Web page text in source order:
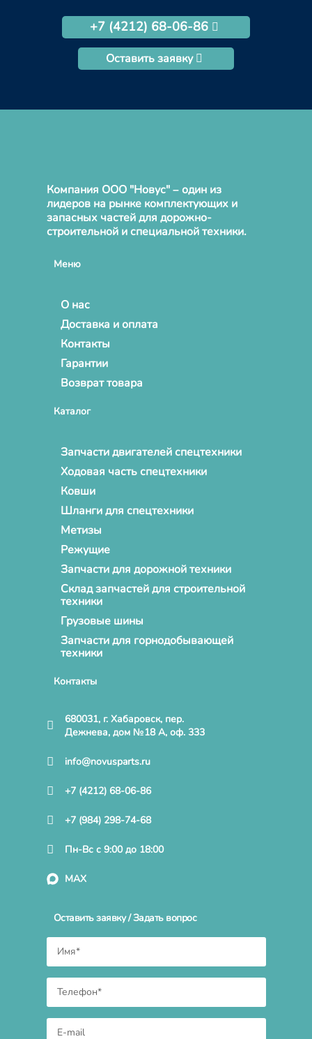
+7 (4212) 68-06-86
Оставить заявку
Компания ООО "Новус" – один из
лидеров на рынке комплектующих и
запасных частей для дорожно-
строительной и специальной техники.
Меню
О нас
Доставка и оплата
Контакты
Гарантии
Возврат товара
Каталог
Запчасти двигателей спецтехники
Ходовая часть спецтехники
Ковши
Шланги для спецтехники
Метизы
Режущие
Запчасти для дорожной техники
Склад запчастей для строительной
техники
Грузовые шины
Запчасти для горнодобывающей
техники
Контакты
680031, г. Хабаровск, пер.
Дежнева, дом №18 А, оф. 333
info@novusparts.ru
+7 (4212) 68-06-86
+7 (984) 298-74-68
Пн-Вс с 9:00 до 18:00
MAX
Оставить заявку / Задать вопрос